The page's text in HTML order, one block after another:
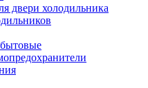
двери холодильника